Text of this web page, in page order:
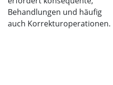
Behandlungen und häufig
auch Korrekturoperationen.